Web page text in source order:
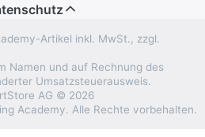
Artikel inkl. MwSt., zzgl.
Namen und auf Rechnung des
Umsatzsteuerausweis.
AG © 2026
Academy. Alle Rechte vorbehalten.